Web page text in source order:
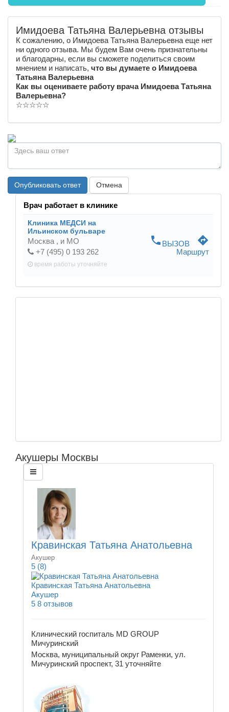
Имидоева Татьяна Валерьевна отзывы
К сожалению, о Имидоева Татьяна Валерьевна еще нет
ни одного отзыва. Мы будем Вам очень признательны
и благодарны, если вы сможете поделиться своим
мнением и написать, что вы думаете о Имидоева
Татьяна Валерьевна
Как вы оцениваете работу врача Имидоева Татьяна
Валерьевна?
☆☆☆☆☆
Опубликовать ответ Отмена
Врач работает в клинике
Клиника МЕДСИ на
Ильинском бульваре
Москва , и МО
+7 (495) 0 193 262
время работы уточняйте
phone ВЫЗОВ directions
Маршрут
Акушеры Москвы
Кравинская Татьяна Анатольевна
Акушер
5 (8)
Кравинская Татьяна Анатольевна
Акушер
5 8 отзывов
Клинический госпиталь MD GROUP
Мичуринский
Москва, муниципальный округ Раменки, ул.
Мичуринский проспект, 31 уточняйте